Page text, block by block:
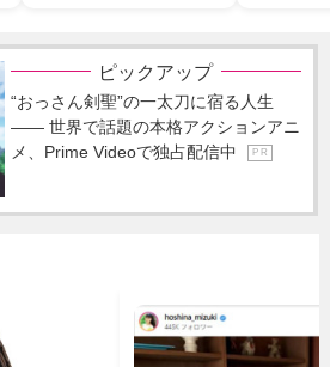
ピックアップ
“おっさん剣聖”の一太刀に宿る人生
―― 世界で話題の本格アクションアニ
メ、Prime Videoで独占配信中
P R